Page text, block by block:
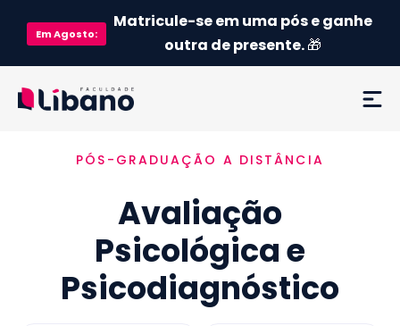
EmAgosto:
Matricule-se em uma pós e ganhe
outra de presente.🎁
Ementa
Como funciona
Credenciamento MEC
PÓS-GRADUAÇÃO A DISTÂNCIA
Avaliação
Psicológica e
Psicodiagnóstico